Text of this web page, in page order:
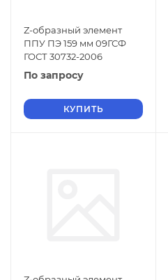
Z-образный элемент
ППУ ПЭ 159 мм 09ГСФ
ГОСТ 30732-2006
По запросу
КУПИТЬ